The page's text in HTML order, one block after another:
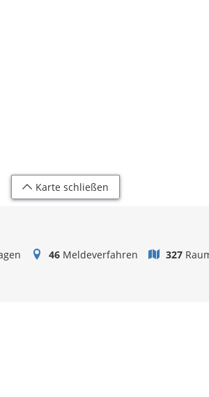
Karte schließen
46 Meldeverfahren 327